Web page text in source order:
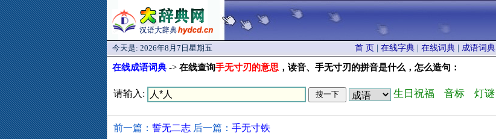
今天是: 2026年8月7日星期五 首 页 在线字典 在线词典 成语词典
在线成语词典 -> 在线查询手无寸刃的意思 ，读音、手无寸刃的拼音是什么，怎么造句：
请输入: 生日祝福 音标 灯谜
前一篇： 誓无二志 后一篇： 手无寸铁